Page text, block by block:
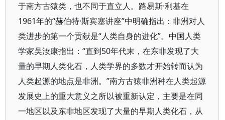
于南方古猿类，也不同于直立人。路易斯·利基在
1961年的“赫伯特·斯宾塞讲座”中明确指出：非洲对人
类进步的第一个贡献是“人类自身的进化”。中国人类
学家吴汝康指出：“直到50年代末，在东非发现了大
量的早期人类化石，人类学界的多数才开始转而认为
人类起源的地点是非洲。”南方古猿非洲种在人类起源
发展史上的重大意义之所以被重新认定，主要是在同
一地区以及东非地区发现了大量的早期人类化石，从